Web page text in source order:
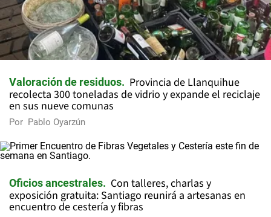
Valoración de residuos
Provincia de Llanquihue
recolecta 300 toneladas de vidrio y expande el reciclaje
en sus nueve comunas
Por Pablo Oyarzún
Oficios ancestrales
Con talleres, charlas y
exposición gratuita: Santiago reunirá a artesanas en
encuentro de cestería y fibras